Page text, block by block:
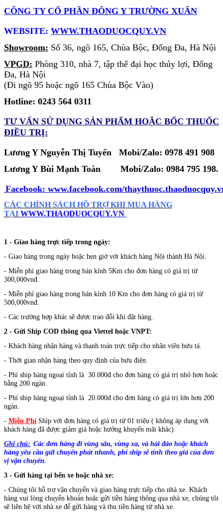
CÔNG TY CỔ PHẦN ĐÔNG Y TRƯỜNG XUÂN
WEBSITE: WWW.THAODUOCQUY.VN
Showroom: Số 36, ngõ 165, Chùa Bộc, Đống Đa, Hà Nội
VPGD: Phòng 310, nhà 7, tập thể đại học thủy lợi, Đống
Đa, Hà Nội
(Đi ngõ 95 hoặc ngõ 165 Chùa Bộc Vào)
Hotline: 0243 564 0311
TƯ VẤN SỬ DỤNG SẢN PHẨM HOẶC BỐC THUỐC
ĐIỀU TRỊ:
Lương Y Nguyễn Thị Tuyển Mobi/Zalo: 0978 491 908
Lương Y Bùi Mạnh Toàn Mobi/Zalo: 0984 795 198.
Facebook: www.facebook.com/
CÁC CHÍNH SÁCH HỒ TRỢ KHI MUA HÀNG
TẠI WWW.THAODUOCQUY.VN
1 - Giao hàng trực tiếp trong ngày:
- Giao hàng trong ngày hoặc hẹn giờ với khách hàng Nội thành Hà Nội.
- Miễn phí giao hàng trong bán kính 5Km cho đơn hàng có giá trị từ
300,000vnđ.
- Miễn phí giao hàng trong bán kính 10 Km cho đơn hàng có giá trị từ
500,000vnđ.
- Các trường hợp khác sẽ được trao đổi khi đặt hàng.
2 - Gửi Ship COD thông qua Viettel hoặc VNPT:
- Khách hàng nhận hàng và thanh toán trực tiếp cho nhân viên bưu tá.
- Thời gian nhận hàng theo quy định của bưu điện.
- Phí ship hàng ngoại tỉnh là 30.000đ cho đơn hàng có giá trị nhỏ hơn hoặc
bằng 200 ngàn.
- Phí ship hàng ngoại tỉnh là 20.000đ cho đơn hàng có giá trị lớn hơn 200
ngàn.
- Miễn Phí Ship với đơn hàng có giá trị từ 01 triệu ( không áp dụng với
khách hàng đã được giảm giá hoặc hưởng khuyến mãi khác).
Ghi chú: Các đơn hàng đi vùng sâu, vùng xa, và hải đảo hoặc khách
hàng yêu cầu gửi chuyển phát nhanh, phí ship sẽ tính theo giá của đơn
vị vận chuyển.
3 - Gửi hàng tại bến xe hoặc nhà xe:
- Chúng tôi hỗ trợ vận chuyển và giao hàng trực tiếp cho nhà xe. Khách
hàng vui lòng chuyển khoản hoặc gửi tiền hàng thông qua nhà xe, chúng tôi
sẽ liên hệ với nhà xe để gửi hàng và thu tiền hàng từ nhà xe.